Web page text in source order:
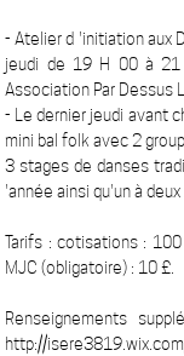
- Atelier d 'initiation aux
jeudi de 19 H 00 à 21
Association Par Dessus
- Le dernier jeudi avant
mini bal folk avec 2
3 stages de danses
'année ainsi qu'un à
Tarifs : cotisations :
MJC (obligatoire) : 10 £.
Renseignements
http://